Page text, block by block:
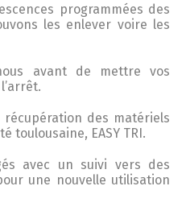
programmées des
les enlever voire les
avant de mettre vos
des matériels
toulousaine, EASY TRI.
avec un suivi vers des
une nouvelle utilisation